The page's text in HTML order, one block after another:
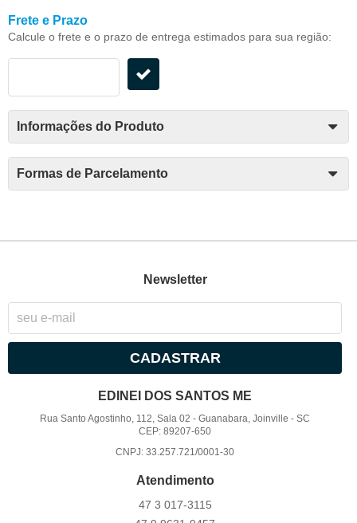
Frete e Prazo
Calcule o frete e o prazo de entrega estimados para sua região:
Informações do Produto
Formas de Parcelamento
Newsletter
CADASTRAR
EDINEI DOS SANTOS ME
Rua Santo Agostinho, 112, Sala 02 -Guanabara, Joinville -SC
CEP: 89207-650
CNPJ: 33.257.721/0001-30
Atendimento
47 3 017-3115